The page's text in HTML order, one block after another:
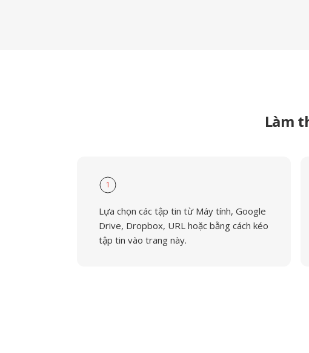
Làm
1
Lựa chọn các tập tin từ Máy tính, Google
Drive, Dropbox, URL hoặc bằng cách kéo
tập tin vào trang này.